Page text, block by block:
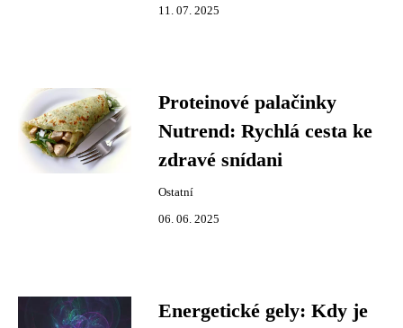
11. 07. 2025
Proteinové palačinky
Nutrend: Rychlá cesta ke
zdravé snídani
Ostatní
06. 06. 2025
Energetické gely: Kdy je